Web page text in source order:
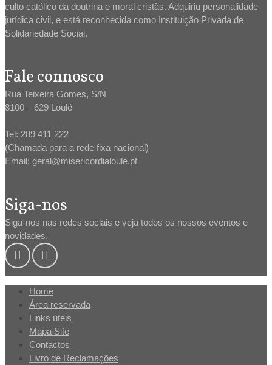
culto católico da doutrina e moral cristãs. Adquiriu personalidade
jurídica civil, e está reconhecida como Instituição Privada de
Solidariedade Social.
Fale connosco
Rua Teixeira Gomes, S/N
8100 – 629 Loulé
Tel: 289 411 222
(Chamada para a rede fixa nacional)
Email: geral@misericordialoule.pt
Siga-nos
Siga-nos nas redes sociais e veja todos os nossos eventos e
novidades.
Home
Área reservada
Links úteis
Mapa Site
Contactos
Livro de Reclamações